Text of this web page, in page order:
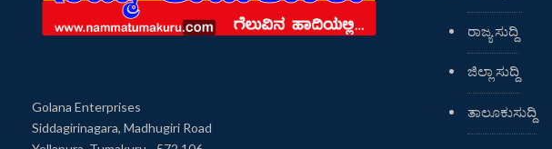
Golana Enterprises
Siddagirinagara, Madhugiri Road
ರಾಜ್ಯ ಸುದ್ದಿ
ಜಿಲ್ಲಾ ಸುದ್ದಿ
ತಾಲೂಕುಸುದ್ದಿ